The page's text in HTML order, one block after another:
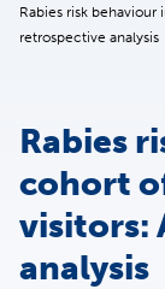
Rabies risk
retrospective analysis
Rabies
cohort
visitors:
analysis